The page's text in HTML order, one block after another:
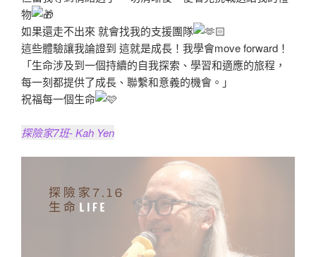
物
如果還走不出來 就會找我的支援團隊
這些體驗讓我論證到 這就是成長！我學會move forward！
「生命涉及到一個持續的自我探索、學習和適應的旅程，
每一刻都提供了成長、聯繫和意義的機會。」
祝福每一個生命
探險家7班- Kah Yen